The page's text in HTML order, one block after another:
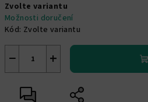
cena:
Zvolte variantu
Možnosti doručení
Kód: Zvolte variantu
+
−